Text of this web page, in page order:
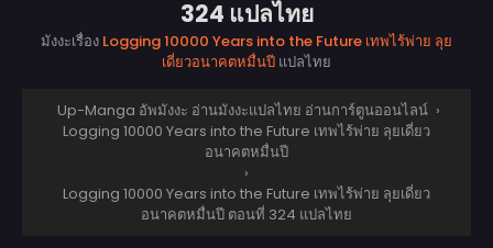
324 แปลไทย
มังงะเรื่อง Logging 10000 Years into the Future เทพไร้พ่าย ลุย
เดี่ยวอนาคตหมื่นปี แปลไทย
Up-Manga อัพมังงะ อ่านมังงะแปลไทย อ่านการ์ตูนออนไลน์ ›
Logging 10000 Years into the Future เทพไร้พ่าย ลุยเดี่ยว
อนาคตหมื่นปี
›
Logging 10000 Years into the Future เทพไร้พ่าย ลุยเดี่ยว
อนาคตหมื่นปี ตอนที่ 324 แปลไทย